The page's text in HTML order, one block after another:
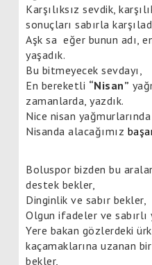
Karşılıksız sevdik,
sonuçları sabırla
Aşk sa eğer bunun adı,
yaşadık.
Bu bitmeyecek sevdayı,
En bereketli “Nisan”
zamanlarda, yazdık.
Nice nisan yağmurlarında
Nisanda alacağımız
Boluspor bizden bu
destek bekler,
Dinginlik ve sabır bekler,
Olgun ifadeler ve sabırlı
Yere bakan gözlerdeki
kaçamaklarına uzanan bir
bekler,